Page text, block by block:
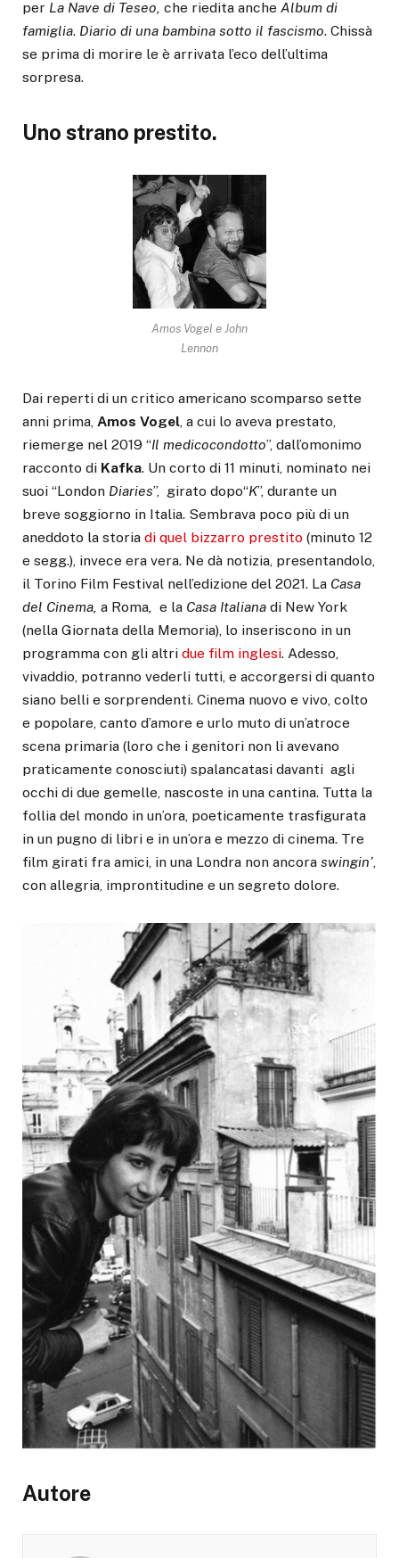
per La Nave di Teseo, che riedita anche Album di
famiglia. Diario di una bambina sotto il fascismo. Chissà
se prima di morire le è arrivata l’eco dell’ultima
sorpresa.
Uno strano prestito.
Amos Vogel e John
Lennon
Dai reperti di un critico americano scomparso sette
anni prima, Amos Vogel, a cui lo aveva prestato,
riemerge nel 2019 “Il medicocondotto”, dall’omonimo
racconto di Kafka. Un corto di 11 minuti, nominato nei
suoi “London Diaries”, girato dopo“K”, durante un
breve soggiorno in Italia. Sembrava poco più di un
aneddoto la storia di quel bizzarro prestito (minuto 12
e segg.), invece era vera. Ne dà notizia, presentandolo,
il Torino Film Festival nell’edizione del 2021. La Casa
del Cinema, a Roma, e la Casa Italiana di New York
(nella Giornata della Memoria), lo inseriscono in un
programma con gli altri due film inglesi. Adesso,
vivaddio, potranno vederli tutti, e accorgersi di quanto
siano belli e sorprendenti. Cinema nuovo e vivo, colto
e popolare, canto d’amore e urlo muto di un’atroce
scena primaria (loro che i genitori non li avevano
praticamente conosciuti) spalancatasi davanti agli
occhi di due gemelle, nascoste in una cantina. Tutta la
follia del mondo in un’ora, poeticamente trasfigurata
in un pugno di libri e in un’ora e mezzo di cinema. Tre
film girati fra amici, in una Londra non ancora swingin’,
con allegria, improntitudine e un segreto dolore.
Autore